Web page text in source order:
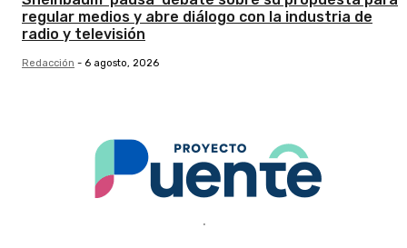
regular medios y abre diálogo con la industria de
radio y televisión
Redacción - 6 agosto, 2026
.